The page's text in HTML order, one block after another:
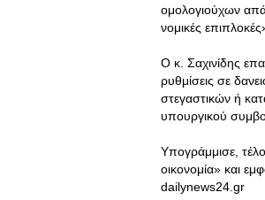
ομολογιούχων
νομικές
Ο κ. Σαχινίδης
ρυθμίσεις σε
στεγαστικών ή
υπουργικού
Υπογράμμισε,
οικονομία» και
dailynews24.gr